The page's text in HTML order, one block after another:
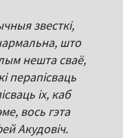
звесткі,
што
нешта сваё,
перапісваць
іх, каб
вось гэта
Акудовіч.